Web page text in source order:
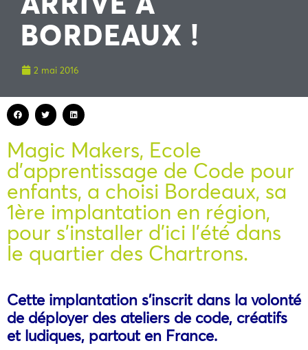
BORDEAUX !
2 mai 2016
Magic Makers, Ecole
d’apprentissage de Code pour
enfants, a choisi Bordeaux, sa
1ère implantation en région,
pour s’installer d’ici l’été dans
le quartier des Chartrons.
Cette implantation s’inscrit dans la volonté
de déployer des ateliers de code, créatifs
et ludiques, partout en France.